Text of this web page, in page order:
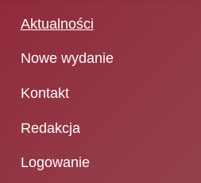
Aktualności
Nowe wydanie
Kontakt
Redakcja
Logowanie